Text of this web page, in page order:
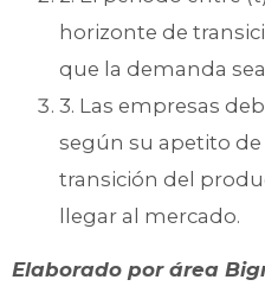
horizonte de
que la demanda
3. Las empresas
según su apetito de
transición del
llegar al mercado.
Elaborado por área